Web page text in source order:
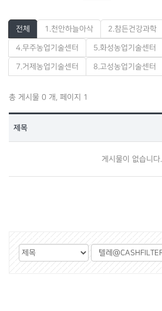
전체 1.천안하늘아삭 2.참든건강과학
4.무주농업기술센터 5.화성농업기술센터
7.거제농업기술센터 8.고성농업기술센터
총 게시물 0 개, 페이지 1
제목
게시물이 없습니다.
게
시
검
색
색